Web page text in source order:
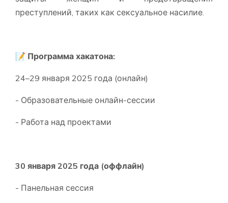
преступлений, таких как сексуальное насилие.
📝 Программа хакатона:
24–29 января 2025 года (онлайн)
- Образовательные онлайн-сессии
- Работа над проектами
30 января 2025 года (оффлайн)
- Панельная сессия